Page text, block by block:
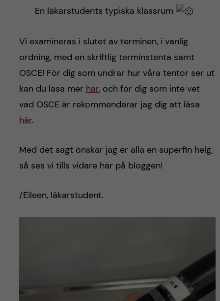
En läkarstudents typiska klassrum
Vi examineras i slutet av terminen, i vanlig
ordning, med en skriftlig terminstenta samt
OSCE! För dig som undrar hur våra tentor ser ut
kan du läsa mer här, och för dig som inte vet
vad OSCE är rekommenderar jag dig att läsa
här.
Med det sagt önskar jag er alla en superfin helg,
så ses vi tills vidare här på bloggen!
/Eileen, läkarstudent.